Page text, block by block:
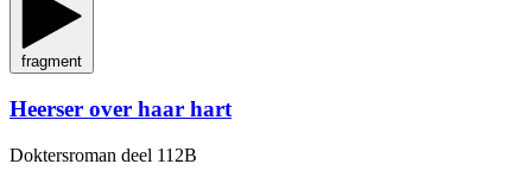
fragment
Heerser over haar hart
Doktersroman deel 112B